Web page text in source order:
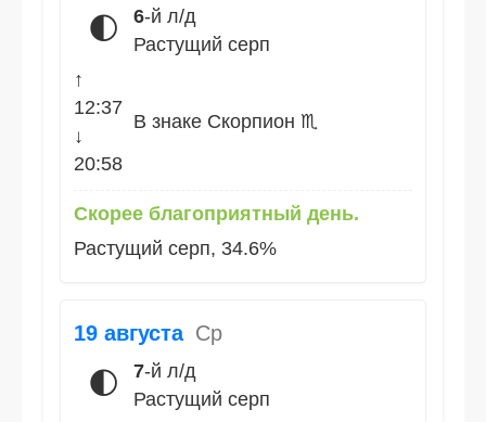
🌓 6-й л/д
Растущий серп
↑
12:37
↓
20:58
В знаке Скорпион ♏
Скорее благоприятный день.
Растущий серп, 34.6%
19 августа Ср
🌓 7-й л/д
Растущий серп